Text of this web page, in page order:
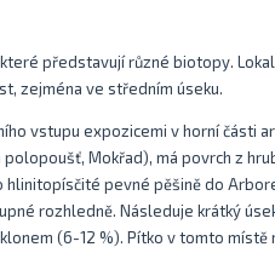
představují různé biotopy.
zejména ve středním úseku.
vstupu expozicemi v horní části
Mokřad), má povrch z
pevné pěšině do
rozhledně. Následuje krátký
(6-12 %). Pítko v tomto místě